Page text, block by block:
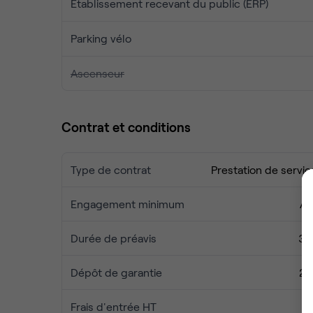
Établissement recevant du public (ERP)
Parking vélo
Ascenseur
Contrat et conditions
Type de contrat Prestation de
Engagement minimum
Durée de préavis 3
Dépôt de garantie 2
Frais d'entrée HT